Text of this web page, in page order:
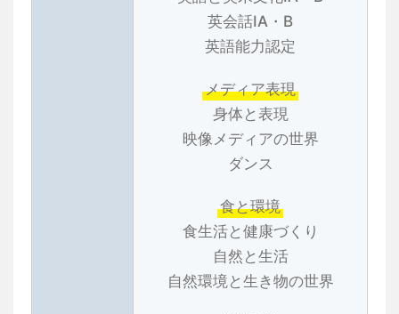
英会話ⅠA・B
英語能力認定
メディア表現
身体と表現
映像メディアの世界
ダンス
食と環境
食生活と健康づくり
自然と生活
自然環境と生き物の世界